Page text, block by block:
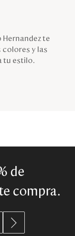
Hernandez te
colores y las
tu estilo.
de
compra.